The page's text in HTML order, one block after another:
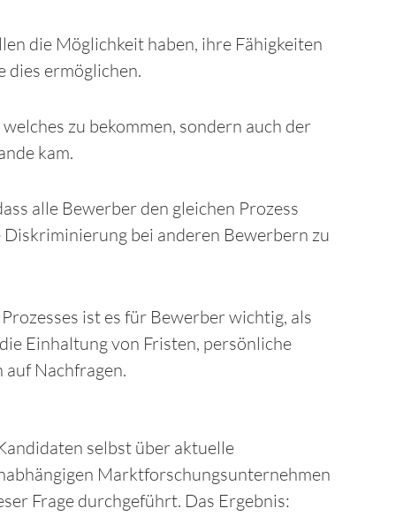
die Möglichkeit haben, ihre Fähigkeiten
dies ermöglichen.
zu bekommen, sondern auch der
kam.
alle Bewerber den gleichen Prozess
bei anderen Bewerbern zu
ist es für Bewerber wichtig, als
Einhaltung von Fristen, persönliche
Nachfragen.
selbst über aktuelle
Marktforschungsunternehmen
Frage durchgeführt. Das Ergebnis: